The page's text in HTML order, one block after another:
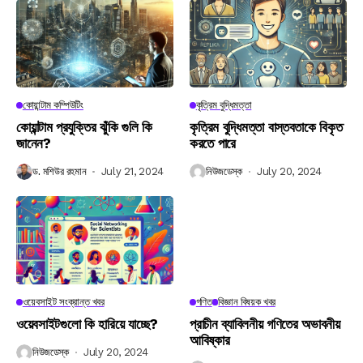
কোয়ান্টাম কম্পিউটিং
কোয়ান্টাম প্রযুক্তির ঝুঁকি গুলি কি
জানেন?
ড. মশিউর রহমান July 21, 2024
কৃত্রিম বুদ্ধিমত্তা
কৃত্রিম বুদ্ধিমত্তা বাস্তবতাকে বিকৃত
করতে পারে
নিউজডেস্ক July 20, 2024
ওয়েবসাইট সংক্রান্ত খবর
ওয়েবসাইটগুলো কি হারিয়ে যাচ্ছে?
নিউজডেস্ক July 20, 2024
গণিত বিজ্ঞান বিষয়ক খবর
প্রাচীন ব্যাবিলনীয় গণিতের অভাবনীয়
আবিষ্কার